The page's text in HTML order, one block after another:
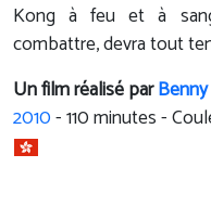
Kong à feu et à
combattre, devra tout
Un film réalisé par
2010-110minutes -